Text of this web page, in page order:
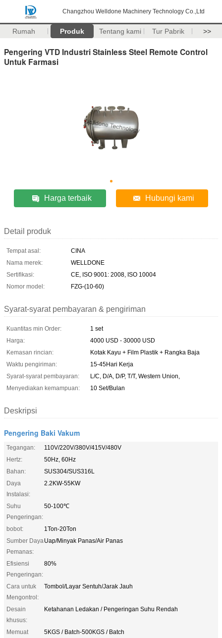
Changzhou Welldone Machinery Technology Co.,Ltd
Rumah Produk Tentang kami Tur Pabrik >>
Pengering VTD Industri Stainless Steel Remote Control
Untuk Farmasi
Harga terbaik Hubungi kami
Detail produk
Tempat asal:
CINA
Nama merek:
WELLDONE
Sertifikasi:
CE, ISO 9001: 2008, ISO 10004
Nomor model:
FZG-(10-60)
Syarat-syarat pembayaran & pengiriman
Kuantitas min Order:
1 set
Harga:
4000 USD - 30000 USD
Kemasan rincian:
Kotak Kayu + Film Plastik + Rangka Baja
Waktu pengiriman:
15-45Hari Kerja
Syarat-syarat pembayaran:
L/C, D/A, D/P, T/T, Western Union,
Menyediakan kemampuan:
10 Set/Bulan
Deskripsi
Pengering Baki Vakum
Tegangan:
110V/220V/380V/415V/480V
Hertz:
50Hz, 60Hz
Bahan:
SUS304/SUS316L
Daya
Instalasi:
2.2KW-55KW
Suhu
Pengeringan:
50-100℃
bobot:
1Ton-20Ton
Sumber Daya
Pemanas:
Uap/Minyak Panas/Air Panas
Efisiensi
Pengeringan:
80%
Cara untuk
Mengontrol:
Tombol/Layar Sentuh/Jarak Jauh
Desain
khusus:
Ketahanan Ledakan / Pengeringan Suhu Rendah
Memuat
5KGS / Batch-500KGS / Batch